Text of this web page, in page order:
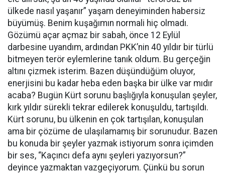
ülkede nasıl yaşanır” yaşam deneyiminden habersiz
büyümüş. Benim kuşağımın normali hiç olmadı.
Gözümü açar açmaz bir sabah, önce 12 Eylül
darbesine uyandım, ardından PKK’nin 40 yıldır bir türlü
bitmeyen terör eylemlerine tanık oldum. Bu gerçeğin
altını çizmek isterim. Bazen düşündüğüm oluyor,
enerjisini bu kadar heba eden başka bir ülke var mıdır
acaba? Bugün Kürt sorunu başlığıyla konuşulan şeyler,
kırk yıldır sürekli tekrar edilerek konuşuldu, tartışıldı.
Kürt sorunu, bu ülkenin en çok tartışılan, konuşulan
ama bir çözüme de ulaşılamamış bir sorunudur. Bazen
bu konuda bir şeyler yazmak istiyorum sonra içimden
bir ses, “Kaçıncı defa aynı şeyleri yazıyorsun?”
deyince yazmaktan vazgeçiyorum. Çünkü bu sorun